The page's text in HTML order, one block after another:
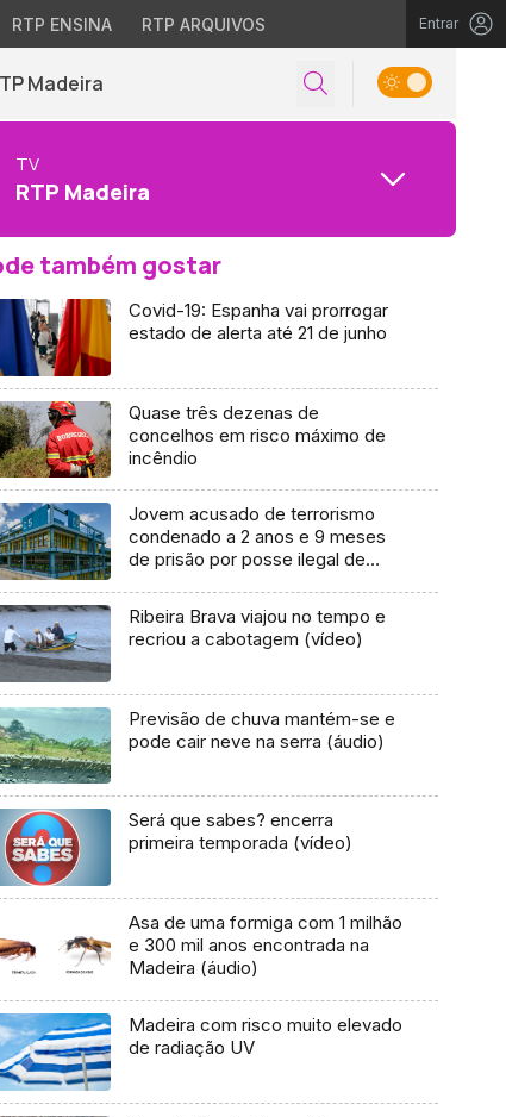
RTP ENSINA RTP ARQUIVOS Entrar
Madeira
TV
RTP Madeira
também gostar
Covid-19: Espanha vai prorrogar
estado de alerta até 21 de junho
Quase três dezenas de
concelhos em risco máximo de
incêndio
Jovem acusado de terrorismo
condenado a 2 anos e 9 meses
de prisão por posse ilegal de
Ribeira Brava viajou no tempo e
recriou a cabotagem (vídeo)
Previsão de chuva mantém-se e
pode cair neve na serra (áudio)
Será que sabes? encerra
primeira temporada (vídeo)
Asa de uma formiga com 1 milhão
e 300 mil anos encontrada na
Madeira (áudio)
Madeira com risco muito elevado
de radiação UV